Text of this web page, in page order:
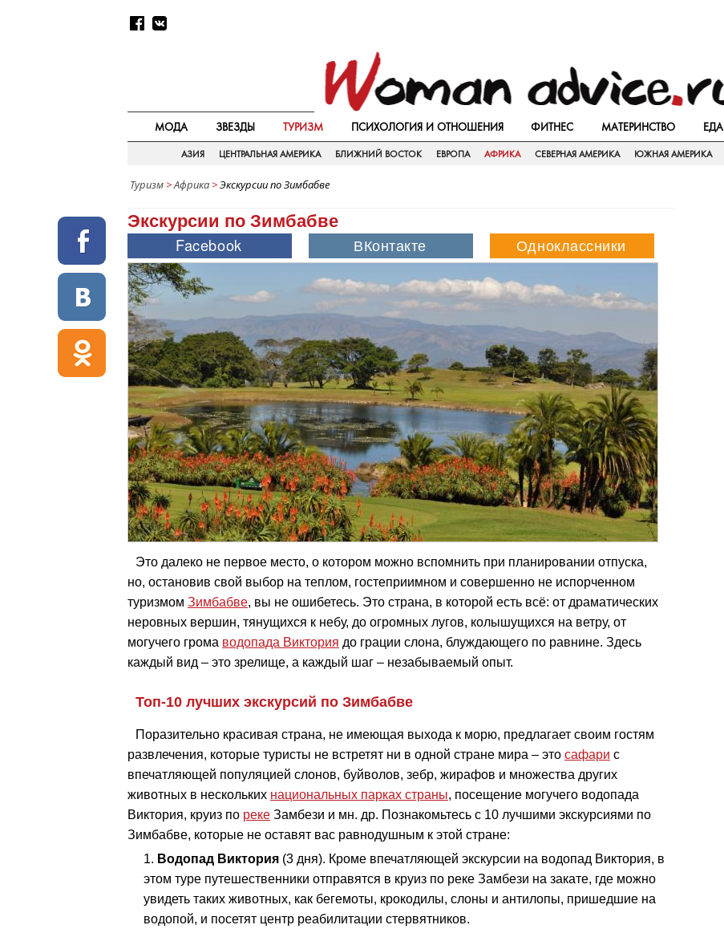
МОДА ЗВЕЗДЫ ТУРИЗМ ПСИХОЛОГИЯ И ОТНОШЕНИЯ ФИТНЕС МАТЕРИНСТВО ЕДА
АЗИЯ ЦЕНТРАЛЬНАЯ АМЕРИКА БЛИЖНИЙ ВОСТОК ЕВРОПА АФРИКА СЕВЕРНАЯ АМЕРИКА ЮЖНАЯ АМЕРИКА
Туризм >Африка >Экскурсии по Зимбабве
Экскурсии по Зимбабве
Это далеко не первое место, о котором можно вспомнить при планировании отпуска,
но, остановив свой выбор на теплом, гостеприимном и совершенно не испорченном
туризмом Зимбабве, вы не ошибетесь. Это страна, в которой есть всё: от драматических
неровных вершин, тянущихся к небу, до огромных лугов, колышущихся на ветру, от
могучего грома водопада Виктория до грации слона, блуждающего по равнине. Здесь
каждый вид – это зрелище, а каждый шаг – незабываемый опыт.
Топ-10 лучших экскурсий по Зимбабве
Поразительно красивая страна, не имеющая выхода к морю, предлагает своим гостям
развлечения, которые туристы не встретят ни в одной стране мира – это сафари с
впечатляющей популяцией слонов, буйволов, зебр, жирафов и множества других
животных в нескольких национальных парках страны, посещение могучего водопада
Виктория, круиз по реке Замбези и мн. др. Познакомьтесь с 10 лучшими экскурсиями по
Зимбабве, которые не оставят вас равнодушным к этой стране:
Водопад Виктория (3 дня). Кроме впечатляющей экскурсии на водопад Виктория, в
этом туре путешественники отправятся в круиз по реке Замбези на закате, где можно
увидеть таких животных, как бегемоты, крокодилы, слоны и антилопы, пришедшие на
водопой, и посетят центр реабилитации стервятников.